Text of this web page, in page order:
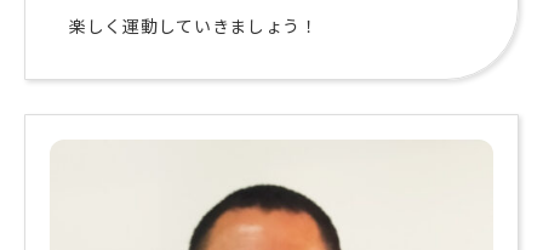
楽しく運動していきましょう！